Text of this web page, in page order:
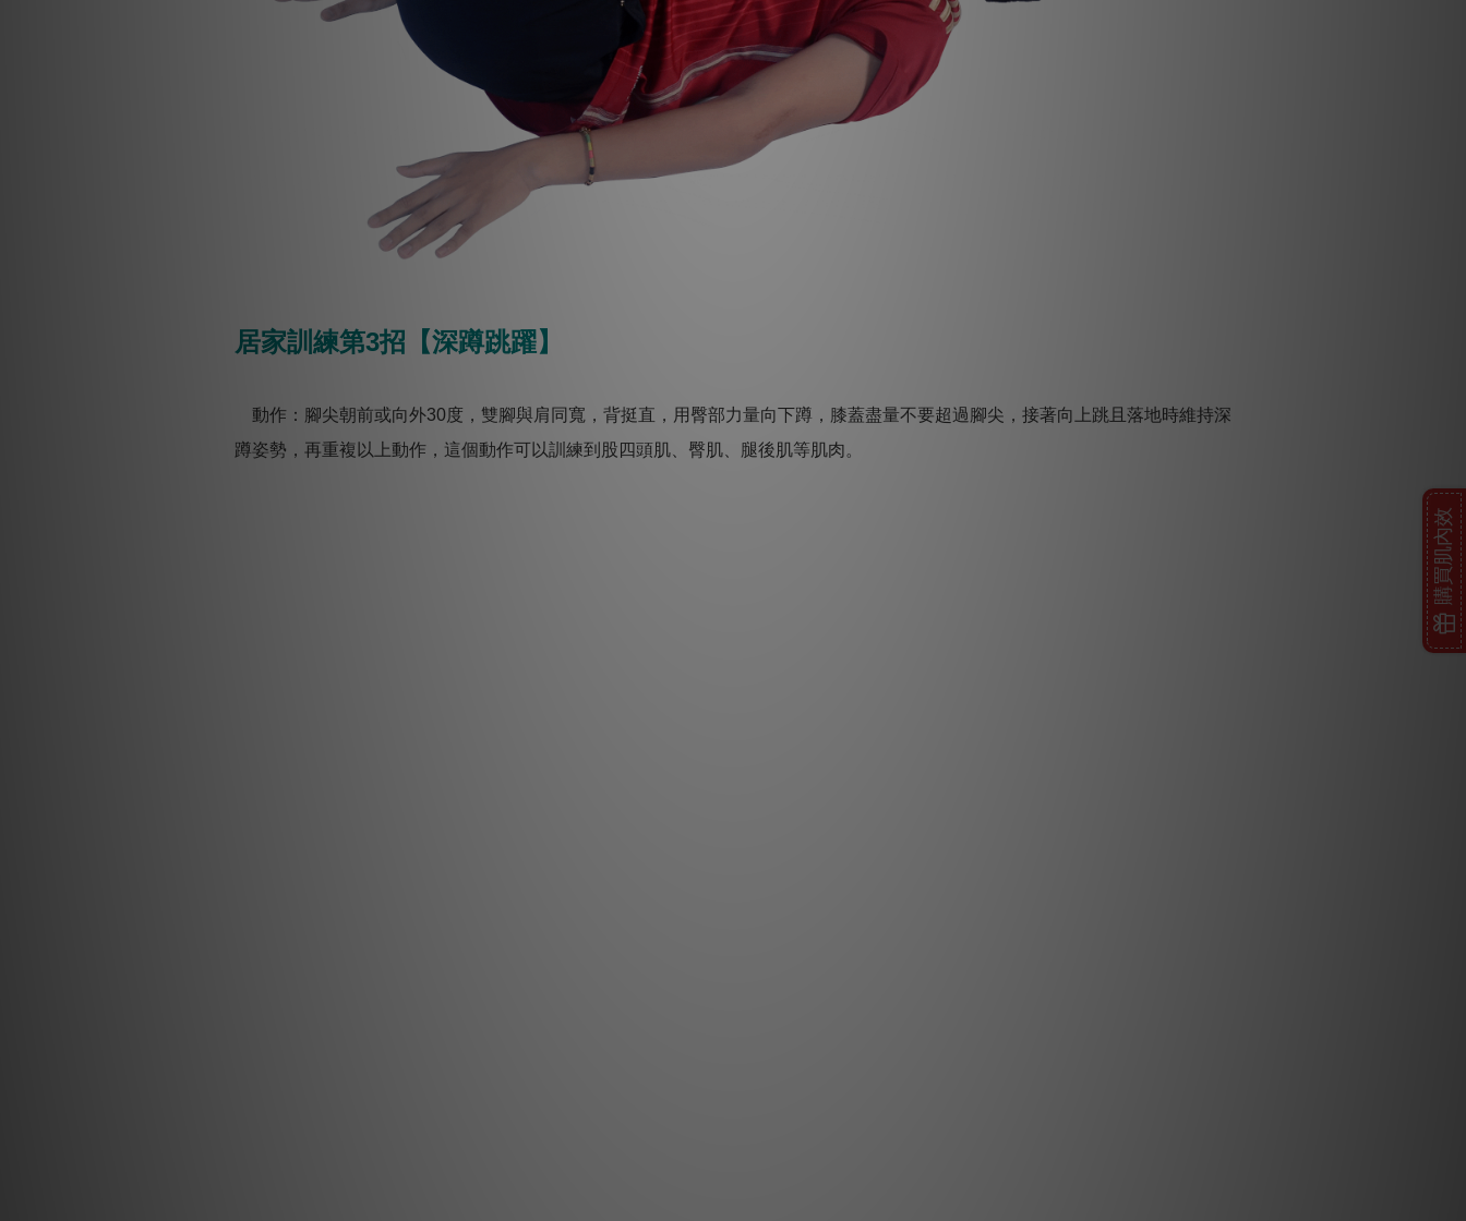
居家訓練第3招【深蹲跳躍】
動作：腳尖朝前或向外30度，雙腳與肩同寬，背挺直，用臀部力量向下蹲，膝蓋盡量不要超過腳尖，接著向上跳且落地時維持深
蹲姿勢，再重複以上動作，這個動作可以訓練到股四頭肌、臀肌、腿後肌等肌肉。
購買肌內效